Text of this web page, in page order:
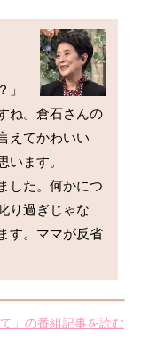
」
ね。倉石さんの
えてかわいい
います。
した。何かにつ
り過ぎじゃな
す。ママが反省
」の番組記事を読む